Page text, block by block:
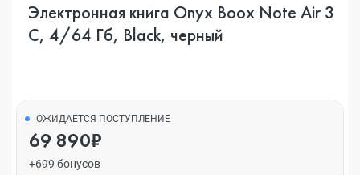
Электронная книга Onyx Boox Note Air 3
C, 4/64 Гб, Black, черный
ОЖИДАЕТСЯ ПОСТУПЛЕНИЕ
69 890₽
+699 бонусов